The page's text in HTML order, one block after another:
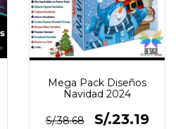
Mega Pack Diseños
Navidad 2024
S/.38.68 S/.23.19